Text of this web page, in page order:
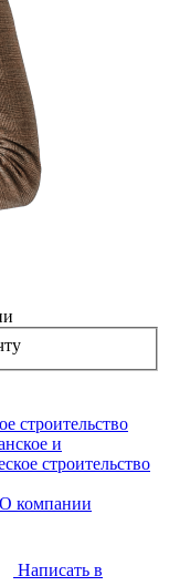
строительство
и
строительство
О компании
Написать в